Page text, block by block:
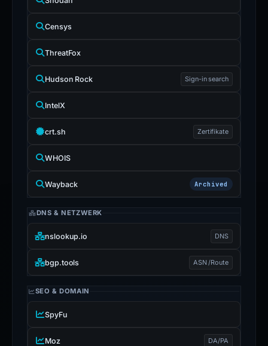
Censys
ThreatFox
Hudson Rock Sign-in search
IntelX
crt.sh Zertifikate
WHOIS
Wayback Archived
DNS & NETZWERK
nslookup.io DNS
bgp.tools ASN /Route
SEO & DOMAIN
SpyFu
Moz DA/PA